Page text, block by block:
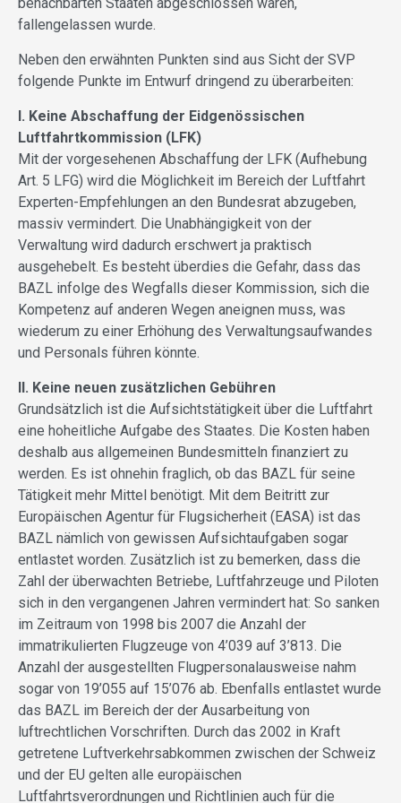
fallengelassen wurde.
Neben den erwähnten Punkten sind aus Sicht der SVP
folgende Punkte im Entwurf dringend zu überarbeiten:
I. Keine Abschaffung der Eidgenössischen
Luftfahrtkommission (LFK)
Mit der vorgesehenen Abschaffung der LFK (Aufhebung
Art. 5 LFG) wird die Möglichkeit im Bereich der Luftfahrt
Experten-Empfehlungen an den Bundesrat abzugeben,
massiv vermindert. Die Unabhängigkeit von der
Verwaltung wird dadurch erschwert ja praktisch
ausgehebelt. Es besteht überdies die Gefahr, dass das
BAZL infolge des Wegfalls dieser Kommission, sich die
Kompetenz auf anderen Wegen aneignen muss, was
wiederum zu einer Erhöhung des Verwaltungsaufwandes
und Personals führen könnte.
II. Keine neuen zusätzlichen Gebühren
Grundsätzlich ist die Aufsichtstätigkeit über die Luftfahrt
eine hoheitliche Aufgabe des Staates. Die Kosten haben
deshalb aus allgemeinen Bundesmitteln finanziert zu
werden. Es ist ohnehin fraglich, ob das BAZL für seine
Tätigkeit mehr Mittel benötigt. Mit dem Beitritt zur
Europäischen Agentur für Flugsicherheit (EASA) ist das
BAZL nämlich von gewissen Aufsichtaufgaben sogar
entlastet worden. Zusätzlich ist zu bemerken, dass die
Zahl der überwachten Betriebe, Luftfahrzeuge und Piloten
sich in den vergangenen Jahren vermindert hat: So sanken
im Zeitraum von 1998 bis 2007 die Anzahl der
immatrikulierten Flugzeuge von 4’039 auf 3’813. Die
Anzahl der ausgestellten Flugpersonalausweise nahm
sogar von 19’055 auf 15’076 ab. Ebenfalls entlastet wurde
das BAZL im Bereich der der Ausarbeitung von
luftrechtlichen Vorschriften. Durch das 2002 in Kraft
getretene Luftverkehrsabkommen zwischen der Schweiz
und der EU gelten alle europäischen
Luftfahrtsverordnungen und Richtlinien auch für die